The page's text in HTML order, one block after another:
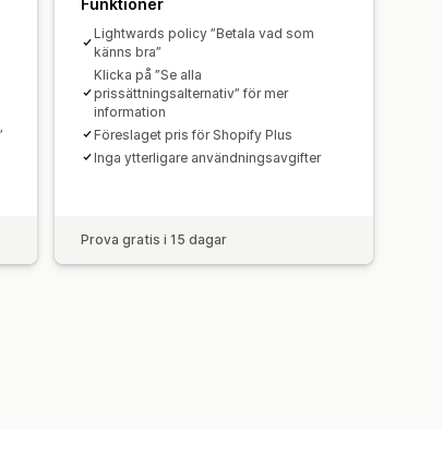
Lightwards policy ”Betala vad som
känns bra”
Klicka på ”Se alla
prissättningsalternativ” för mer
information
Föreslaget pris för Shopify Plus
Inga ytterligare användningsavgifter
Prova gratis i 15 dagar